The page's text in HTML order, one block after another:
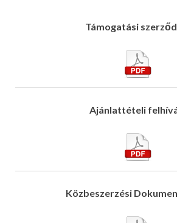
Támogatási
Ajánlattételi
Közbeszerzési